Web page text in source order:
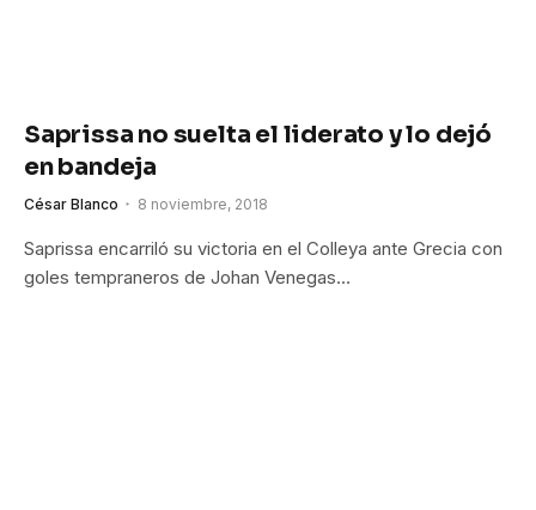
Saprissa no suelta el liderato y lo dejó
en bandeja
César Blanco 8 noviembre, 2018
Saprissa encarriló su victoria en el Colleya ante Grecia con
goles tempraneros de Johan Venegas…